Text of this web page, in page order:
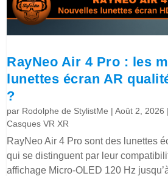
RayNeo Air 4 Pro : les
lunettes écran AR
?
par Rodolphe de StylistMe |Août 2, 2026
Casques VR XR
RayNeo Air 4 Pro sont des lunettes
qui se distinguent par leur
affichage Micro-OLED 120 Hz